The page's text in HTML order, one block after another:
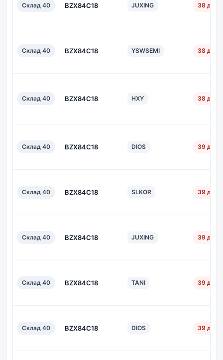
Склад 40 BZX84C18 JUXING 38 дн.
Склад 40 BZX84C18 YSWSEMI 38 дн.
Склад 40 BZX84C18 HXY 38 дн.
Склад 40 BZX84C18 DIOS 39 дн.
Склад 40 BZX84C18 SLKOR 39 дн.
Склад 40 BZX84C18 JUXING 39 дн.
Склад 40 BZX84C18 TANI 39 дн.
Склад 40 BZX84C18 DIOS 39 дн.